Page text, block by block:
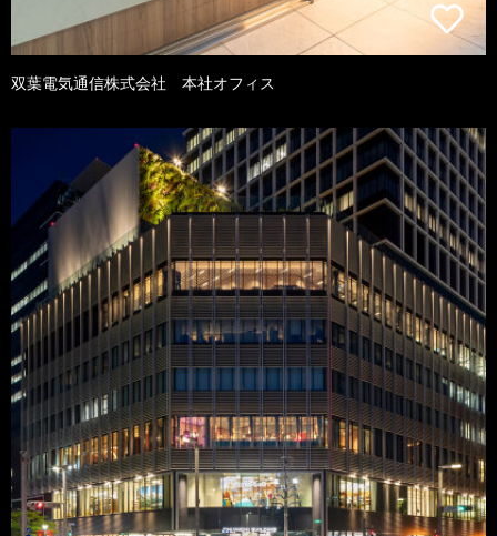
双葉電気通信株式会社 本社オフィス